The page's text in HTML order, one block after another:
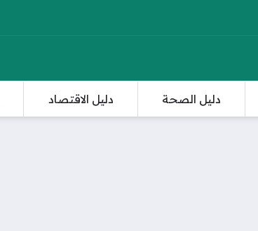
دليل الصحة دليل الاقتصاد